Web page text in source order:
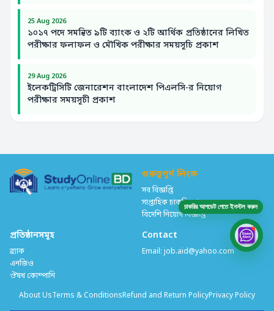
25 Aug 2026
১০১৭ পদে সমন্বিত ৯টি ব্যাংক ও ২টি আর্থিক প্রতিষ্ঠানের লিখিত
পরীক্ষার ফলাফল ও মৌখিক পরীক্ষার সময়সূচি প্রকাশ
29 Aug 2026
ইলেকট্রিসিটি জেনারেশন বাংলাদেশ পিএলসি-র নিয়োগ
পরীক্ষার সময়সূচী প্রকাশ
গুরুত্বপূর্ণ লিংক
সব বিজ্ঞপ্তি
সাপ্তাহিক চাকরির খবর
বিদেশি নিয়োগ বিজ্ঞপ্তি
প্রতিষ্ঠানসমূহ
ব্র্যাক
এনজিও
ঔষধ কোম্পানি
Contact
Email: job.aid@​yahoo.com
About UsTerms & ConditionsRefund and Return PolicyPrivacy Policy
চাকরির আপডেট পেতে ইনস্টল করুন